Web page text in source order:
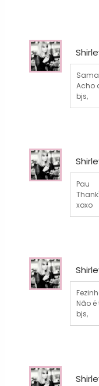
Acho
bjs,
Pau
xoxo
Não
bjs,